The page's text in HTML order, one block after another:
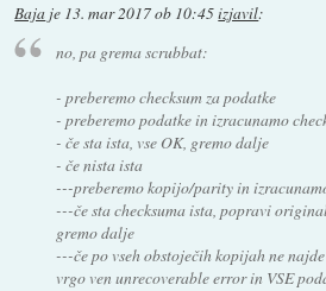
Baja je 13. mar 2017 ob 10:45izjavil:
no, pa grema scrubbat:
- preberemo checksum za podatke
- preberemo podatke in izracunamo
- če sta ista, vse OK, gremo dalje
- če nista ista
---preberemo kopijo/parity in
---če sta checksuma ista, popravi
gremo dalje
---če po vseh obstoječih kopijah ne
vrgo ven unrecoverable error in VSE